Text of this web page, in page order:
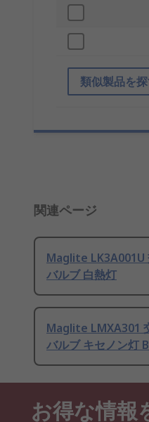
類似製品を
関連ページ
Maglite LK3A001U
バルブ 白熱灯
Maglite LMXA301
バルブ キセノン灯
お得な情報